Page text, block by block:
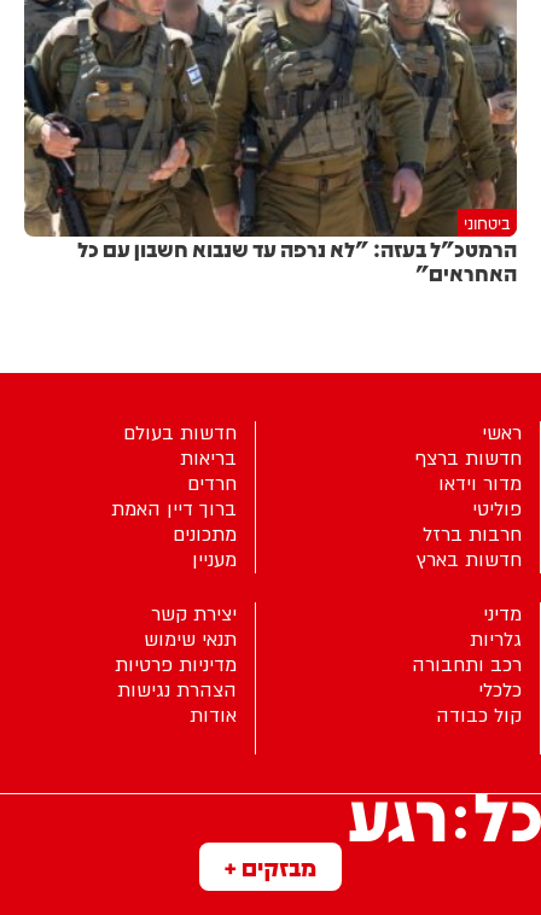
ביטחוני
הרמטכ"ל בעזה: "לא נרפה עד שנבוא חשבון עם כל
האחראים"
מבזקים +
ראשי
חדשות ברצף
מדור וידאו
פוליטי
חרבות ברזל
חדשות בארץ
חדשות בעולם
בריאות
חרדים
ברוך דיין האמת
מתכונים
מעניין
מדיני
גלריות
רכב ותחבורה
כלכלי
קול כבודה
יצירת קשר
תנאי שימוש
מדיניות פרטיות
הצהרת נגישות
אודות